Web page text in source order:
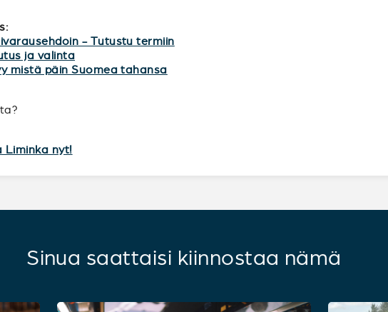
- Tutustu termiin
ja valinta
mistä päin Suomea tahansa
Liminka nyt!
Sinua saattaisi kiinnostaa nämä